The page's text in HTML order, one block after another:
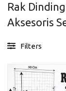
Rak
Aksesoris
Filters